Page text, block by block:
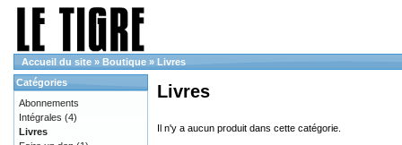
Accueil du site » Boutique » Livres
Livres
Il n'y a aucun produit dans cette catégorie.
Catégories
Abonnements
Intégrales (4)
Livres